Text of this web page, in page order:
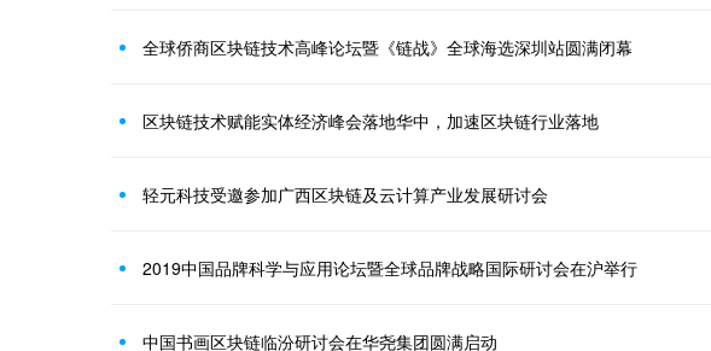
全球侨商区块链技术高峰论坛暨《链战》全球海选深圳站圆满闭幕
区块链技术赋能实体经济峰会落地华中，加速区块链行业落地
轻元科技受邀参加广西区块链及云计算产业发展研讨会
2019中国品牌科学与应用论坛暨全球品牌战略国际研讨会在沪举行
中国书画区块链临汾研讨会在华尧集团圆满启动